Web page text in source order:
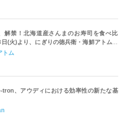
解禁！北海道産さんまのお寿司を食べ比
(火)より、にぎりの徳兵衛・海鮮アトム全
ート！
トム
tron、アウディにおける効率性の新たな基